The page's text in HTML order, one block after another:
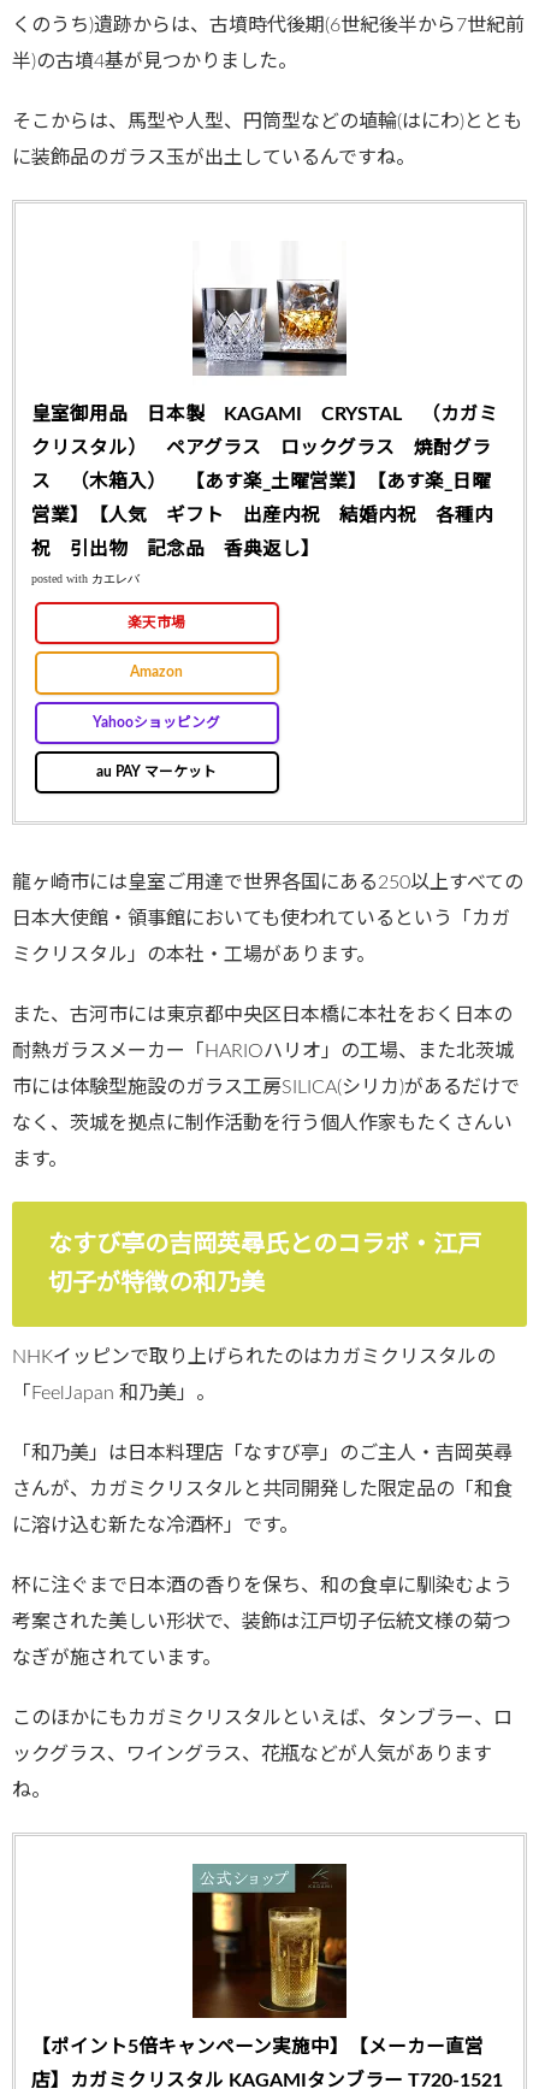
くのうち)遺跡からは、古墳時代後期(6世紀後半から7世紀前
半)の古墳4基が見つかりました。
そこからは、馬型や人型、円筒型などの埴輪(はにわ)ととも
に装飾品のガラス玉が出土しているんですね。
皇室御用品 日本製 KAGAMI CRYSTAL （カガミ
クリスタル） ペアグラス ロックグラス 焼酎グラ
ス （木箱入） 【あす楽_土曜営業】【あす楽_日曜
営業】【人気 ギフト 出産内祝 結婚内祝 各種内
祝 引出物 記念品 香典返し】
posted with カエレバ
楽天市場
Amazon
Yahooショッピング
au PAY マーケット
龍ヶ崎市には皇室ご用達で世界各国にある250以上すべての
日本大使館・領事館においても使われているという「カガ
ミクリスタル」の本社・工場があります。
また、古河市には東京都中央区日本橋に本社をおく日本の
耐熱ガラスメーカー「HARIOハリオ」の工場、また北茨城
市には体験型施設のガラス工房SILICA(シリカ)があるだけで
なく、茨城を拠点に制作活動を行う個人作家もたくさんい
ます。
なすび亭の吉岡英尋氏とのコラボ・江戸
切子が特徴の和乃美
NHKイッピンで取り上げられたのはカガミクリスタルの
「FeelJapan 和乃美」。
「和乃美」は日本料理店「なすび亭」のご主人・吉岡英尋
さんが、カガミクリスタルと共同開発した限定品の「和食
に溶け込む新たな冷酒杯」です。
杯に注ぐまで日本酒の香りを保ち、和の食卓に馴染むよう
考案された美しい形状で、装飾は江戸切子伝統文様の菊つ
なぎが施されています。
このほかにもカガミクリスタルといえば、タンブラー、ロ
ックグラス、ワイングラス、花瓶などが人気があります
ね。
【ポイント5倍キャンペーン実施中】【メーカー直営
店】カガミクリスタル KAGAMIタンブラー T720-1521